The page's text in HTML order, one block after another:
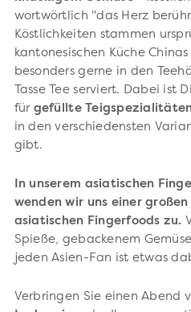
wortwörtlich "das Herz
Köstlichkeiten stammen
kantonesischen Küche
besonders gerne in den
Tasse Tee serviert. Dabei ist
für gefüllte
in den verschiedensten
gibt.
In unserem asiatischen
wenden wir uns einer
asiatischen Fingerfoods zu.
Spieße, gebackenem
jeden Asien-Fan ist etwas
Verbringen Sie einen Abend